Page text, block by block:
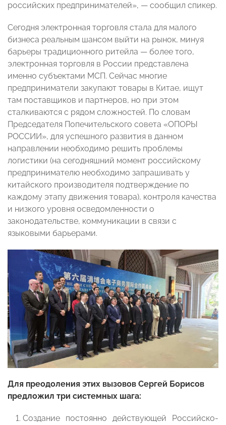
российских предпринимателей», — сообщил спикер.
Сегодня электронная торговля стала для малого
бизнеса реальным шансом выйти на рынок, минуя
барьеры традиционного ритейла — более того,
электронная торговля в России представлена
именно субъектами МСП. Сейчас многие
предприниматели закупают товары в Китае, ищут
там поставщиков и партнеров, но при этом
сталкиваются с рядом сложностей. По словам
Председателя Попечительского совета «ОПОРЫ
РОССИИ», для успешного развития в данном
направлении необходимо решить проблемы
логистики (на сегодняшний момент российскому
предпринимателю необходимо запрашивать у
китайского производителя подтверждение по
каждому этапу движения товара), контроля качества
и низкого уровня осведомленности о
законодательстве, коммуникации в связи с
языковыми барьерами.
Для преодоления этих вызовов Сергей Борисов
предложил три системных шага:
Создание постоянно действующей Российско-